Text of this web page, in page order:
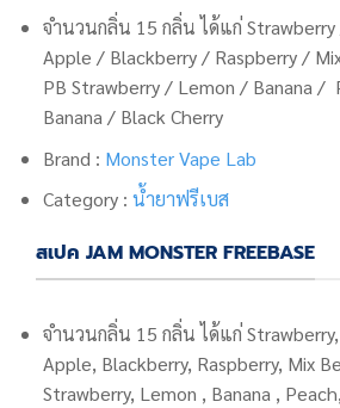
จำนวนกลิ่น 15 กลิ่น ได้แก่
Apple / Blackberry / Raspberry /
PB Strawberry / Lemon / Banana
Banana / Black Cherry
Brand : Monster Vape Lab
Category: น้ำยาฟรีเบส
สเปค JAM MONSTER FREEBASE
จำนวนกลิ่น 15 กลิ่น ได้แก่ Strawberry,
Apple, Blackberry, Raspberry, Mix
Strawberry, Lemon , Banana ,